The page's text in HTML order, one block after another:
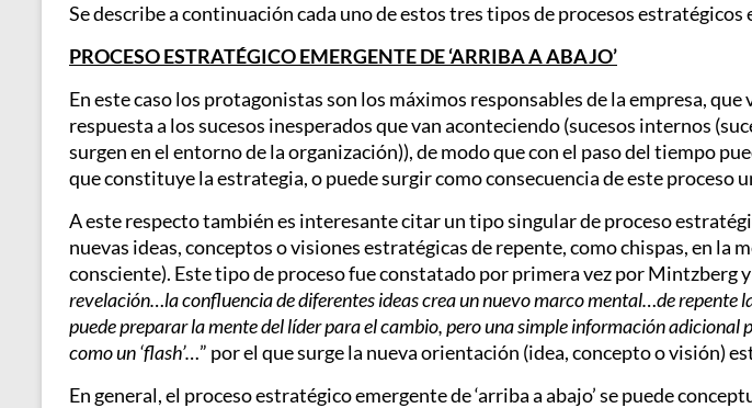
Se describe a continuación cada uno de estos tres tipos de procesos estratégicos
PROCESO ESTRATÉGICO EMERGENTE DE ‘ARRIBA A ABAJO’
En este caso los protagonistas son los máximos responsables de la empresa,
respuesta a los sucesos inesperados que van aconteciendo (sucesos internos
surgen en el entorno de la organización)), de modo que con el paso del tiempo
que constituye la estrategia, o puede surgir como consecuencia de este proceso
A este respecto también es interesante citar un tipo singular de proceso
nuevas ideas, conceptos o visiones estratégicas de repente, como chispas, en
consciente). Este tipo de proceso fue constatado por primera vez por Mintzberg
revelación…la confluencia de diferentes ideas crea unnuevo marco mental…de repente
puede preparar la mente del líder para el cambio, pero una simple información adicional
como un ‘flash’…” por el que surge la nueva orientación (idea, concepto o visión)
En general, el proceso estratégico emergente de ‘arriba a abajo’ se puede